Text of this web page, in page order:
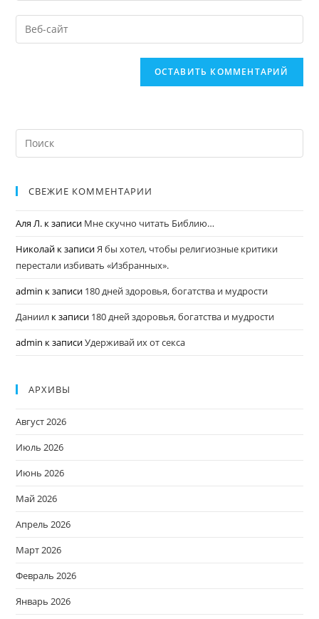
СВЕЖИЕ КОММЕНТАРИИ
Аля Л. к записи Мне скучно читать Библию…
Николай к записиЯ бы хотел, чтобы религиозные критики
перестали избивать «Избранных».
admin к записи 180 дней здоровья, богатства и мудрости
Даниил к записи 180 дней здоровья, богатства и мудрости
admin к записиУдерживай их от секса
АРХИВЫ
Август 2026
Июль 2026
Июнь 2026
Май 2026
Апрель 2026
Март 2026
Февраль 2026
Январь 2026